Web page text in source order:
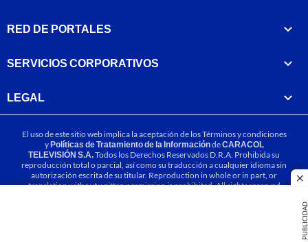
PUBLICIDAD
RED DE PORTALES
SERVICIOS CORPORATIVOS
LEGAL
El uso de este sitio web implica la aceptación de losTérminos y condiciones
yPolíticas de Tratamiento de la InformacióndeCARACOL
TELEVISIÓN S.A.Todos los Derechos Reservados D.R.A. Prohibida su
reproducción total o parcial, así como su traducción a cualquier idioma sin
autorización escrita de su titular. Reproduction in whole or in part, or
translation without written permission is prohibited. All rights reserved